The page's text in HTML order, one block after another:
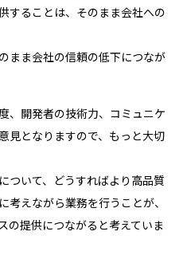
することは、そのまま会社への
まま会社の信頼の低下につなが
、開発者の技術力、コミュニケ
見となりますので、もっと大切
ついて、どうすればより高品質
えながら業務を行うことが、
の提供につながると考えていま